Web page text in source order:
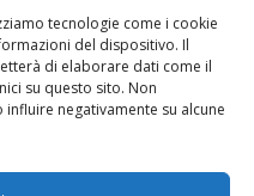
tecnologie come i cookie
del dispositivo. Il
di elaborare dati come il
su questo sito. Non
negativamente su alcune
regole di